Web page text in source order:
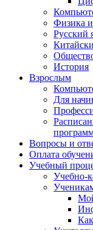
Физика
Русский
История
Взрослым
Для
Вопросы и
Оплата
Учебный
Учебно-